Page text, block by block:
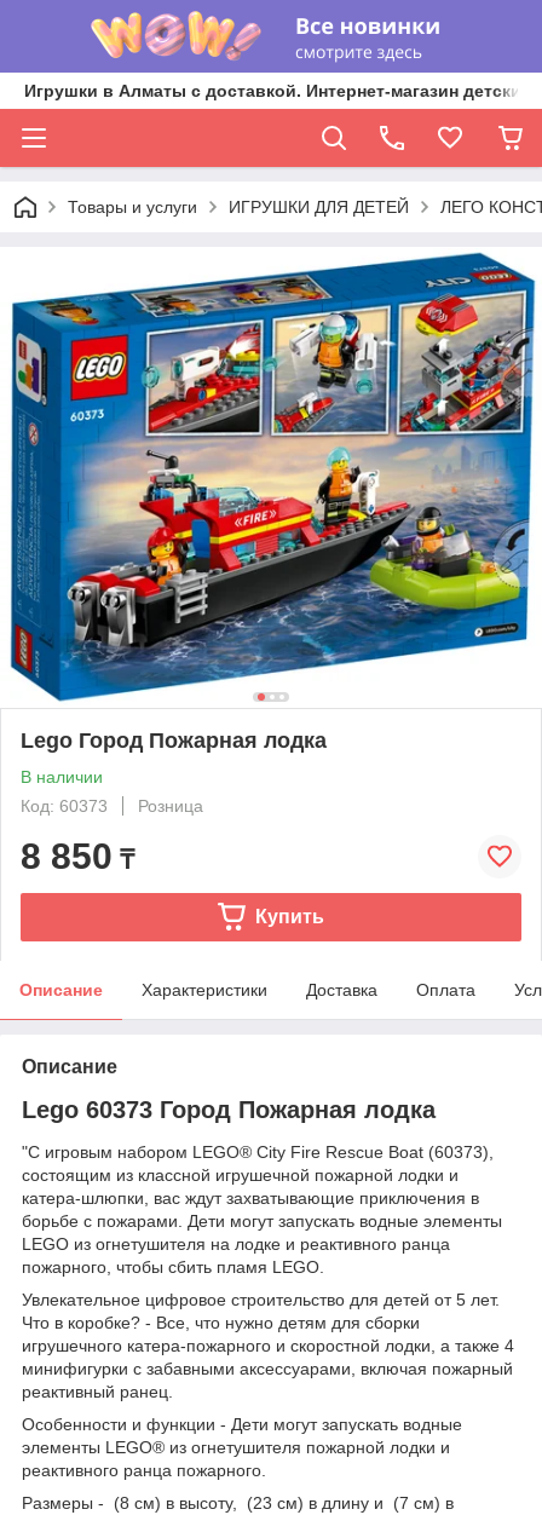
Игрушки в Алматы с доставкой. Интернет-магазин
Товары и услуги ИГРУШКИ ДЛЯ ДЕТЕЙ ЛЕГО
Lego Город Пожарная лодка
В наличии
Код: 60373
Розница
8 850 ₸
Купить
Описание Характеристики Доставка Оплата
Описание
Lego 60373 Город Пожарная лодка
"С игровым набором LEGO® City Fire Rescue Boat (60373),
состоящим из классной игрушечной пожарной лодки и
катера-шлюпки, вас ждут захватывающие приключения в
борьбе с пожарами. Дети могут запускать водные элементы
LEGO из огнетушителя на лодке и реактивного ранца
пожарного, чтобы сбить пламя LEGO.
Увлекательное цифровое строительство для детей от 5 лет.
Что в коробке? - Все, что нужно детям для сборки
игрушечного катера-пожарного и скоростной лодки, а также 4
минифигурки с забавными аксессуарами, включая пожарный
реактивный ранец.
Особенности и функции - Дети могут запускать водные
элементы LEGO® из огнетушителя пожарной лодки и
реактивного ранца пожарного.
Размеры - (8 см) в высоту, (23 см) в длину и (7 см) в